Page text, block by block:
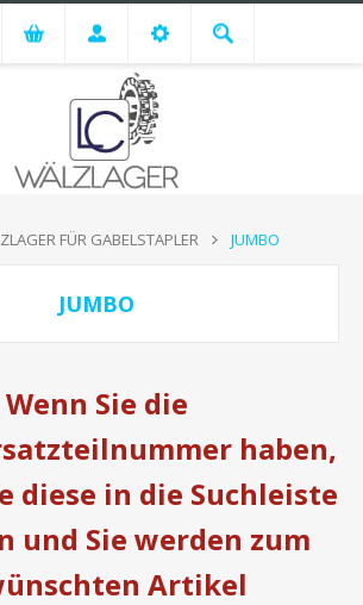
FÜR GABELSTAPLER JUMBO
JUMBO
Wenn Sie die
haben,
diese in die Suchleiste
und Sie werden zum
Artikel